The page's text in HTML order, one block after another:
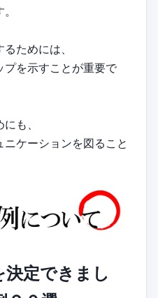
ためには、
プを示すことが重要で
も、
ケーションを図ること
決定できまし